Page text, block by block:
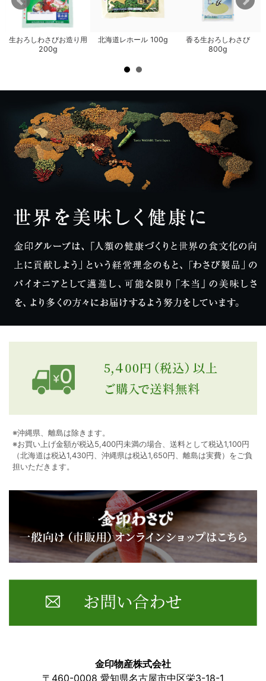
生おろしわさびお造り用
200g
北海道レホール 100g
香る生おろしわさび
800g
※沖縄県、離島は除きます。
※お買い上げ金額が税込5,400円未満の場合、送料として税込1,100円
（北海道は税込1,430円、沖縄県は税込1,650円、離島は実費）をご負
担いただきます。
金印物産株式会社
〒460-0008 愛知県名古屋市中区栄3-18-1